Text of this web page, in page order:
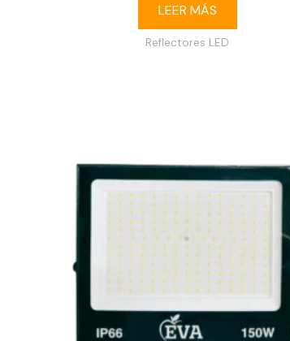
LEER MÁS
Reflectores LED